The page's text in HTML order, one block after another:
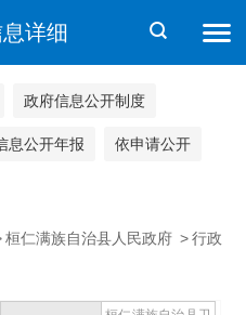
详细
政府信息公开制度
息公开年报 依申请公开
桓仁满族自治县人民政府 > 行政